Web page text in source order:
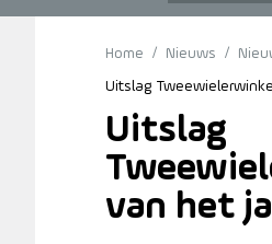
Home / Nieuws /
Uitslag
Uitslag
van het